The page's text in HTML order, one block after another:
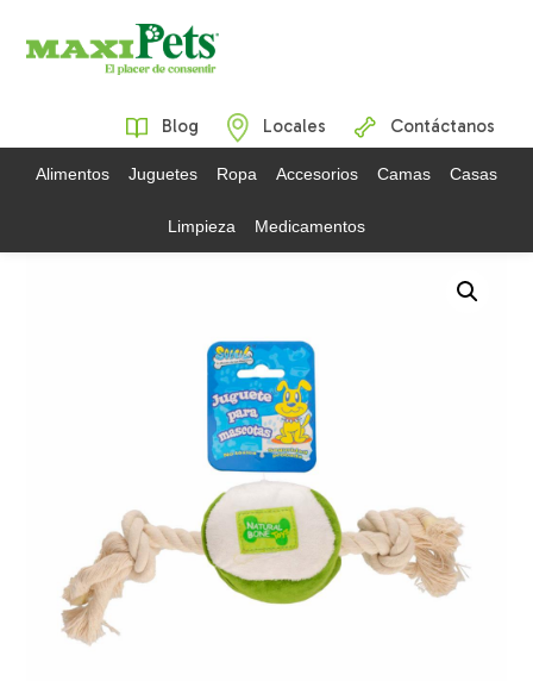
Blog Locales Contáctanos
Alimentos Juguetes Ropa Accesorios Camas Casas
Limpieza Medicamentos